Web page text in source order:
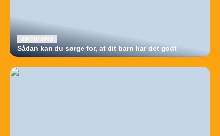
26/10/2022
Sådan kan du sørge for, at dit barn har det godt